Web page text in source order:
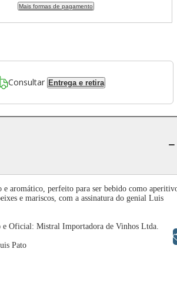
Mais formas de pagamento
Consultar Entrega e retira
aromático, perfeito para ser bebido como
e mariscos, com a assinatura do genial Luis
Oficial: Mistral Importadora de Vinhos Ltda.
Pato